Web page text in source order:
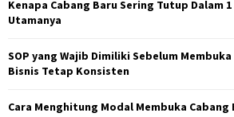
r
Kenapa Cabang Baru Sering Tutup Dalam
Utamanya
SOP yang Wajib Dimiliki Sebelum
Bisnis Tetap Konsisten
Cara Menghitung Modal Membuka